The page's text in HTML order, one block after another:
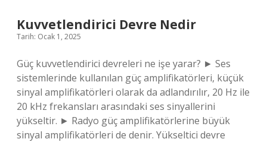
Kuvvetlendirici Devre Nedir
Tarih: Ocak 1, 2025
Güç kuvvetlendirici devreleri ne işe yarar? ► Ses
sistemlerinde kullanılan güç amplifikatörleri, küçük
sinyal amplifikatörleri olarak da adlandırılır, 20 Hz ile
20 kHz frekansları arasındaki ses sinyallerini
yükseltir. ► Radyo güç amplifikatörlerine büyük
sinyal amplifikatörleri de denir. Yükseltici devre